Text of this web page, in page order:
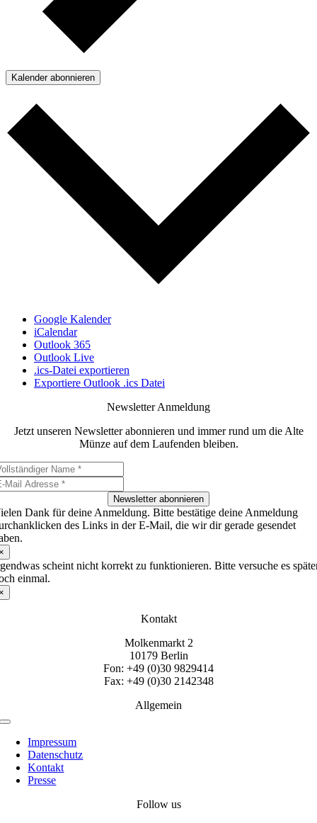
Kalender abonnieren
Google Kalender
iCalendar
Outlook 365
Outlook Live
.ics-Datei exportieren
Exportiere Outlook .ics Datei
Newsletter Anmeldung
Jetzt unseren Newsletter abonnieren und immer rund um die Alte
Münze auf dem Laufenden bleiben.
Newsletter abonnieren
Dank für deine Anmeldung. Bitte bestätige deine Anmeldung
des Links in der E-Mail, die wir dir gerade gesendet
scheint nicht korrekt zu funktionieren. Bitte versuche es
einmal.
Kontakt
Molkenmarkt 2
10179 Berlin
Fon: +49 (0)30 9829414
Fax: +49 (0)30 2142348
Allgemein
Toggle
NavigationImpressum
Datenschutz
Kontakt
Presse
Follow us